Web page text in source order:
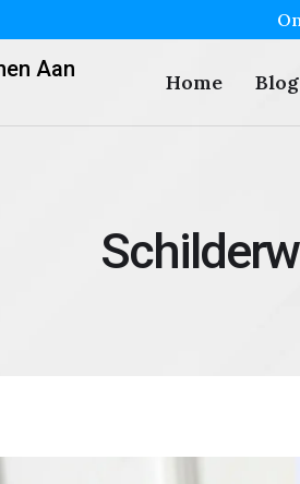
Aan
Home Blog